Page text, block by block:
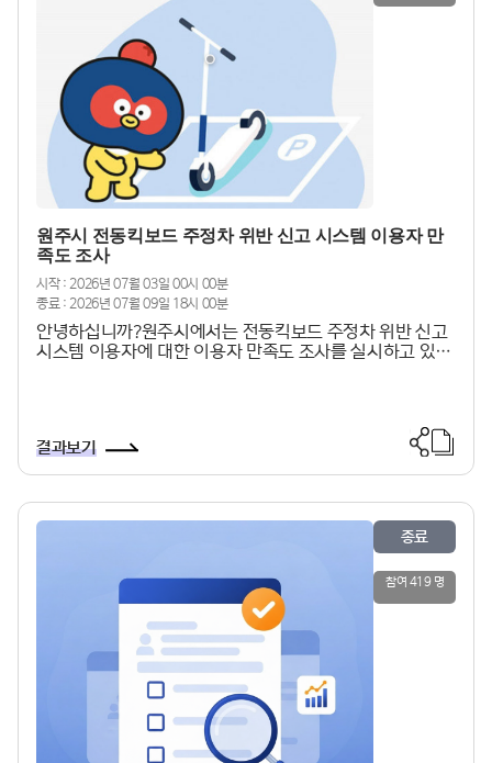
원주시 전동킥보드 주정차 위반 신고 시스템 이용자 만
족도 조사
시작 : 2026년 07월 03일 00시 00분
종료 : 2026년 07월 09일 18시 00분
​안녕하십니까?원주시에서는 전동킥보드 주정차 위반 신고
시스템 이용자에 대한 이용자 만족도 조사를 실시하고 있습
안을 마련하고자 합니다. 본 설문이 전동킥보드 주정차 위반
신고 시스템 운영 개선을 위한 귀중한 자료로 활용될 수 있
도록 적극적인 참여를 부탁드립니다.
결과보기
종료
참여 419 명